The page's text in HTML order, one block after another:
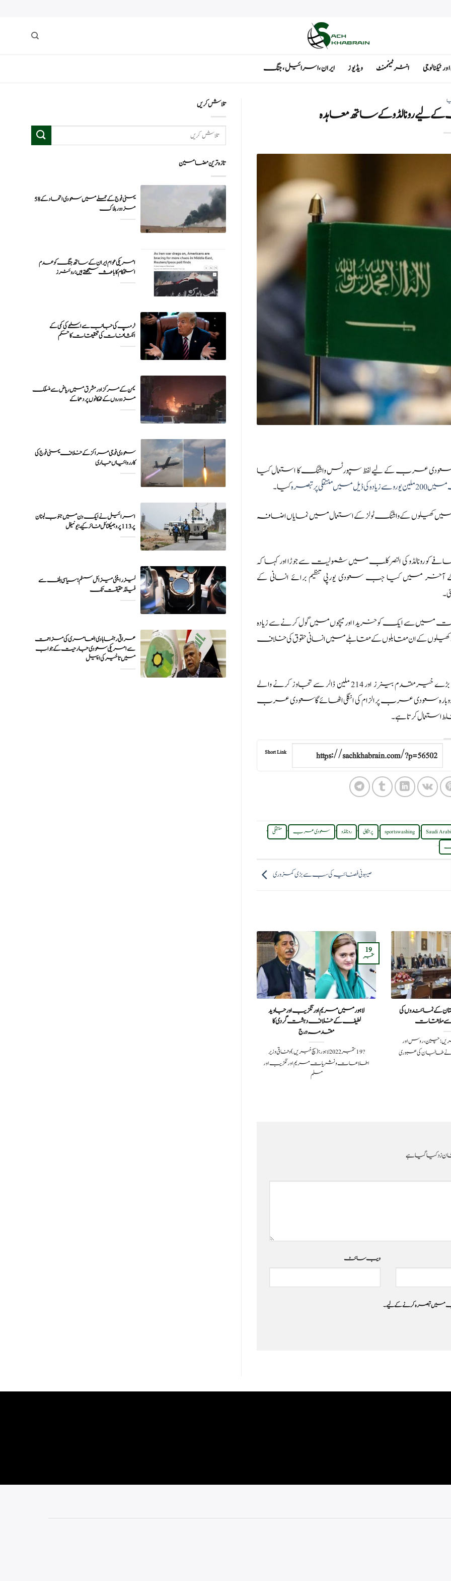
انٹرٹینمنٹ ویڈیوز ایران ، اسرائیل ، جنگ
رونالڈو کے ساتھ معاہدہ
سعودی عرب کے لیے لفظ سپورٹس واشنگ کا استعمال کیا
پر تبصرہ کیا۔
کھیلوں کے واشنگ ٹولز کے استعمال میں نمایاں اضافہ
کی النصر کلب میں شمولیت سے جوڑا اور کہا کہ
کیا جب سعودی یورپی تنظیم برائے انسانی کے
میں سے ایک کو خریدا اور میچوں میں گول کرنے سے زیادہ
کے ان مقابلوں کے مقابلے میں انسانی حقوق کی خلاف
روئٹرز نے بدلے میں رونالڈو کی ریاض آمد کی تصویر اور سڑکوں پر بڑے خیرمقدم بینرز اور 214 ملین ڈالر سے تجاوز کرنے والے
وہ دوبارہ سعودی عرب پر الزام کی انگلی اٹھائے گا سعودی عرب
استعمال کرتا ہے۔
Short Link
Saudi
,
sportswashing
, پرتگالی , رونالڈو , سعودی عرب , منتقلی ,
.
صیہونی فضائیہ کی سب سے بڑی کمزوری
کے نمائندوں کی
سے ملاقات
2021سچ خبریں:چین ، روس اور
نے طالبان کی عبوری
لاہور میں مریم اورنگزیب اور جاوید
لطیف کے خلاف دہشت گردی کا
مقدمہ درج
?️ 19 ستمبر 2022لاہور: (سچ خبریں) وفاقی وزیر
اطلاعات و نشریات مریم اورنگزیب اور
مسلم
19
ستمبر
زد کیا گیا ہے
ویب‌ سائٹ
جب میں تبصرہ کرنے کےلیے۔
تلاش کریں
تازہ ترین مضامین
یمنی فوج کے حملے میں سعودی اتحاد کے 58
مزدور ہلاک
امریکی عوام ایران کے ساتھ جنگ کو عدم
ٹرمپ کی جانب سے اسلحے کی کمی کے
انکشافات کی تحقیقات کا حکم
یمن کے مرکز اور مشرق میں ریاض سے منسلک
مزدوروں کے ٹھکانوں پر دھماکے
سعودی فوجی مراکز کے خلاف یمنی فوج کی
اسرائیل نے ایک دن میں جنوب لبنان
پر 113 پروجیکٹائل فائر کیے: یونیفل
لیزر اینٹی میزائل سسٹم؛ سیاسی بلف سے
فیلڈ حقیقت تک
عراقی رہنما ہادی العامری کی مزاحمت
سے امریکی سعودی جارحیت کے جواب
میں تاخیر کی اپیل